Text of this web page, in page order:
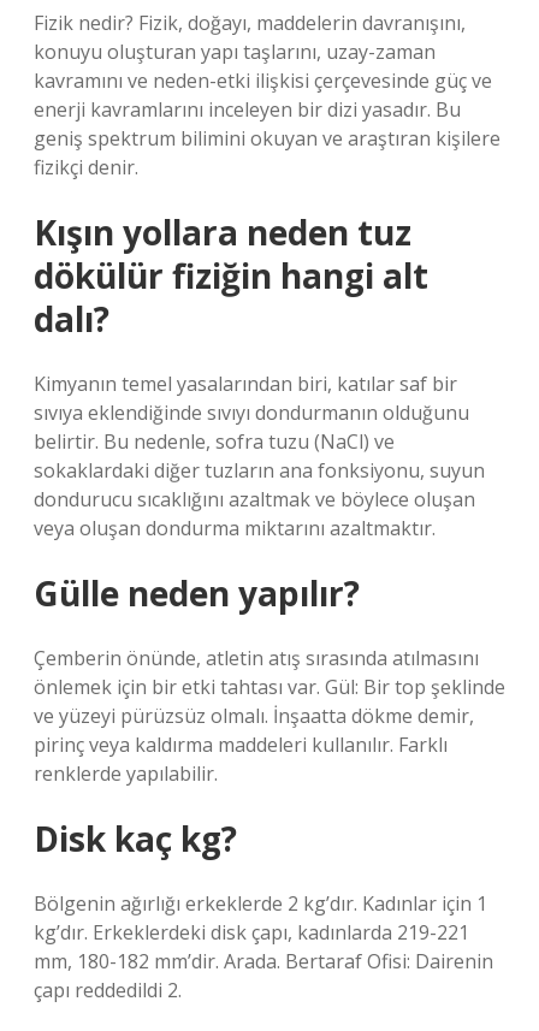
Fizik nedir? Fizik, doğayı, maddelerin davranışını,
konuyu oluşturan yapı taşlarını, uzay-zaman
kavramını ve neden-etki ilişkisi çerçevesinde güç ve
enerji kavramlarını inceleyen bir dizi yasadır. Bu
geniş spektrum bilimini okuyan ve araştıran kişilere
fizikçi denir.
Kışın yollara neden tuz
dökülür fiziğin hangi alt
dalı?
Kimyanın temel yasalarından biri, katılar saf bir
sıvıya eklendiğinde sıvıyı dondurmanın olduğunu
belirtir. Bu nedenle, sofra tuzu (NaCl) ve
sokaklardaki diğer tuzların ana fonksiyonu, suyun
dondurucu sıcaklığını azaltmak ve böylece oluşan
veya oluşan dondurma miktarını azaltmaktır.
Gülle neden yapılır?
Çemberin önünde, atletin atış sırasında atılmasını
önlemek için bir etki tahtası var. Gül: Bir top şeklinde
ve yüzeyi pürüzsüz olmalı. İnşaatta dökme demir,
pirinç veya kaldırma maddeleri kullanılır. Farklı
renklerde yapılabilir.
Disk kaç kg?
Bölgenin ağırlığı erkeklerde 2 kg’dır. Kadınlar için 1
kg’dır. Erkeklerdeki disk çapı, kadınlarda 219-221
mm, 180-182 mm’dir. Arada. Bertaraf Ofisi: Dairenin
çapı reddedildi 2.